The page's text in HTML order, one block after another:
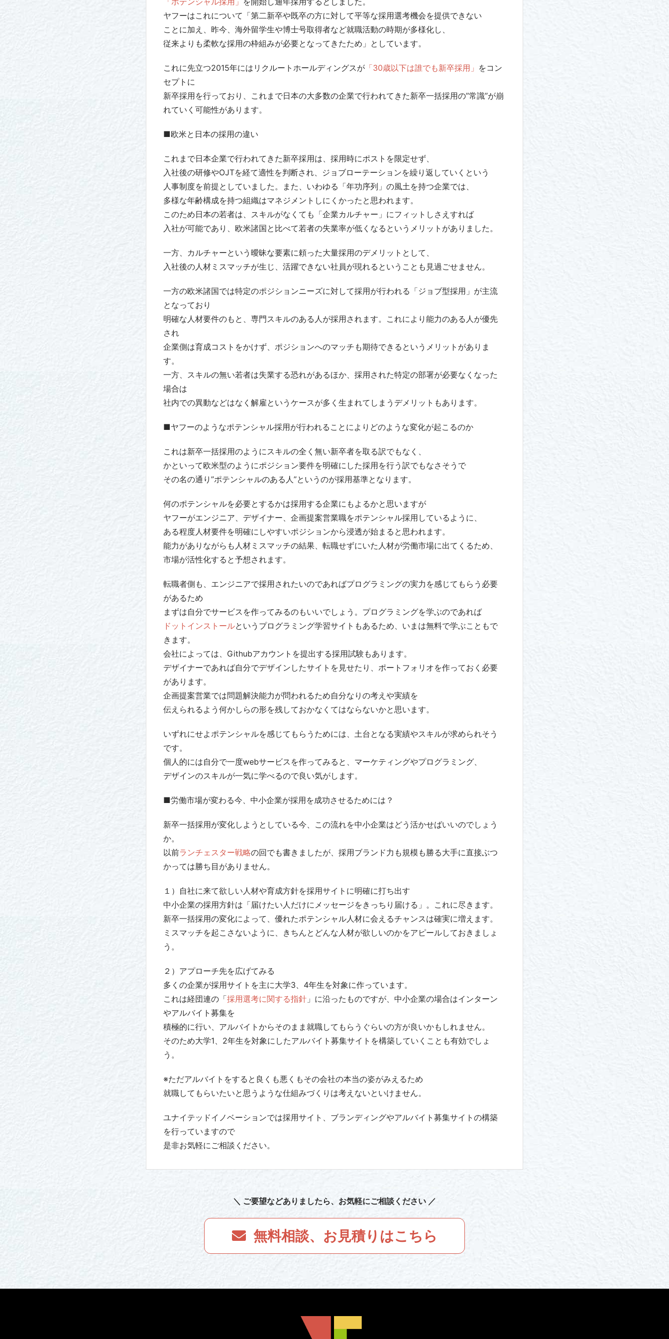
ヤフーはこれについて「第二新卒や既卒の方に対して平等な採用選考機会を提供できない
ことに加え、昨今、海外留学生や博士号取得者など就職活動の時期が多様化し、
従来よりも柔軟な採用の枠組みが必要となってきたため」としています。
これに先立つ2015年にはリクルートホールディングスが 「30歳以下は誰でも新卒採用」 をコン
セプトに
新卒採用を行っており、これまで日本の大多数の企業で行われてきた新卒一括採用の”常識”が崩
れていく可能性があります。
■欧米と日本の採用の違い
これまで日本企業で行われてきた新卒採用は、採用時にポストを限定せず、
入社後の研修やOJTを経て適性を判断され、ジョブローテーションを繰り返していくという
人事制度を前提としていました。また、いわゆる「年功序列」の風土を持つ企業では、
多様な年齢構成を持つ組織はマネジメントしにくかったと思われます。
このため日本の若者は、スキルがなくても「企業カルチャー」にフィットしさえすれば
入社が可能であり、欧米諸国と比べて若者の失業率が低くなるというメリットがありました。
一方、カルチャーという曖昧な要素に頼った大量採用のデメリットとして、
入社後の人材ミスマッチが生じ、活躍できない社員が現れるということも見過ごせません。
一方の欧米諸国では特定のポジションニーズに対して採用が行われる「ジョブ型採用」が主流
となっており
明確な人材要件のもと、専門スキルのある人が採用されます。これにより能力のある人が優先
され
企業側は育成コストをかけず、ポジションへのマッチも期待できるというメリットがありま
す。
一方、スキルの無い若者は失業する恐れがあるほか、採用された特定の部署が必要なくなった
場合は
社内での異動などはなく解雇というケースが多く生まれてしまうデメリットもあります。
■ヤフーのようなポテンシャル採用が行われることによりどのような変化が起こるのか
これは新卒一括採用のようにスキルの全く無い新卒者を取る訳でもなく、
かといって欧米型のようにポジション要件を明確にした採用を行う訳でもなさそうで
その名の通り”ポテンシャルのある人”というのが採用基準となります。
何のポテンシャルを必要とするかは採用する企業にもよるかと思いますが
ヤフーがエンジニア、デザイナー、企画提案営業職をポテンシャル採用しているように、
ある程度人材要件を明確にしやすいポジションから浸透が始まると思われます。
能力がありながらも人材ミスマッチの結果、転職せずにいた人材が労働市場に出てくるため、
市場が活性化すると予想されます。
転職者側も、エンジニアで採用されたいのであればプログラミングの実力を感じてもらう必要
があるため
まずは自分でサービスを作ってみるのもいいでしょう。プログラミングを学ぶのであれば
ドットインストールというプログラミング学習サイトもあるため、いまは無料で学ぶこともで
きます。
会社によっては、Githubアカウントを提出する採用試験もあります。
デザイナーであれば自分でデザインしたサイトを見せたり、ポートフォリオを作っておく必要
があります。
企画提案営業では問題解決能力が問われるため自分なりの考えや実績を
伝えられるよう何かしらの形を残しておかなくてはならないかと思います。
いずれにせよポテンシャルを感じてもらうためには、土台となる実績やスキルが求められそう
です。
個人的には自分で一度webサービスを作ってみると、マーケティングやプログラミング、
デザインのスキルが一気に学べるので良い気がします。
■労働市場が変わる今、中小企業が採用を成功させるためには？
新卒一括採用が変化しようとしている今、この流れを中小企業はどう活かせばいいのでしょう
か。
以前ランチェスター戦略の回でも書きましたが、採用ブランド力も規模も勝る大手に直接ぶつ
かっては勝ち目がありません。
１）自社に来て欲しい人材や育成方針を採用サイトに明確に打ち出す
中小企業の採用方針は「届けたい人だけにメッセージをきっちり届ける」。これに尽きます。
新卒一括採用の変化によって、優れたポテンシャル人材に会えるチャンスは確実に増えます。
ミスマッチを起こさないように、きちんとどんな人材が欲しいのかをアピールしておきましょ
う。
２）アプローチ先を広げてみる
多くの企業が採用サイトを主に大学3、4年生を対象に作っています。
これは経団連の「採用選考に関する指針 」に沿ったものですが、中小企業の場合はインターン
やアルバイト募集を
積極的に行い、アルバイトからそのまま就職してもらうぐらいの方が良いかもしれません。
そのため大学1、2年生を対象にしたアルバイト募集サイトを構築していくことも有効でしょ
う。
※ただアルバイトをすると良くも悪くもその会社の本当の姿がみえるため
就職してもらいたいと思うような仕組みづくりは考えないといけません。
ユナイテッドイノベーションでは採用サイト、ブランディングやアルバイト募集サイトの構築
を行っていますので
是非お気軽にご相談ください。
＼ ご要望などありましたら、お気軽にご相談ください ／
無料相談、お見積り はこちら